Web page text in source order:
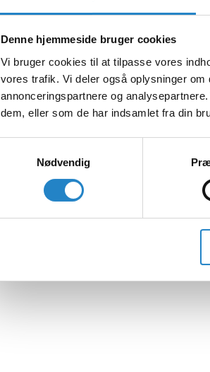
Denne hjemmeside bruger cookies
Vi bruger cookies til at tilpasse vores
vores trafik. Vi deler også oplysninger
annonceringspartnere og
dem, eller som de har indsamlet fra din
Nødvendig